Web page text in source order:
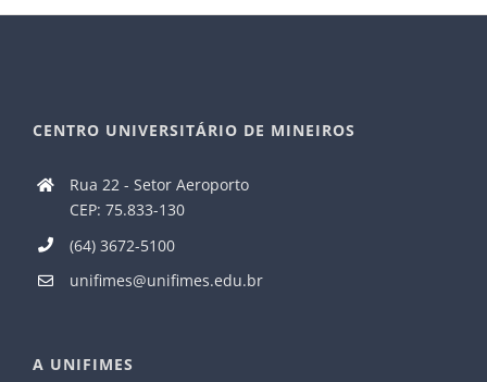
CENTRO UNIVERSITÁRIO DE MINEIROS
Rua 22 - Setor Aeroporto
CEP: 75.833-130
(64) 3672-5100
unifimes@unifimes.edu.br
A UNIFIMES